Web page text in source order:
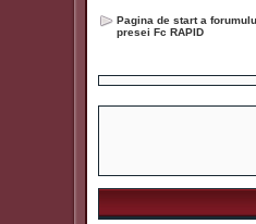
Pagina de start a
presei Fc RAPID